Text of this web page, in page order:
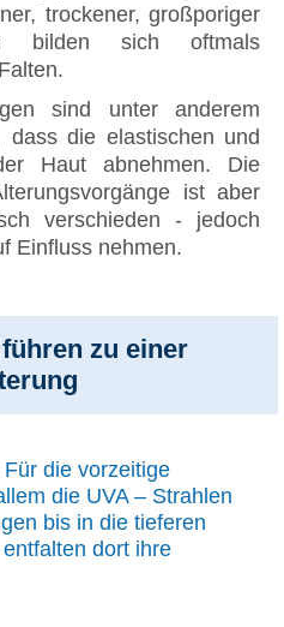
trockener, großporiger
bilden sich oftmals
sind unter anderem
dass die elastischen und
Haut abnehmen. Die
ist aber
verschieden - jedoch
Einfluss nehmen.
zu einer
die vorzeitige
die UVA – Strahlen
bis in die tieferen
dort ihre